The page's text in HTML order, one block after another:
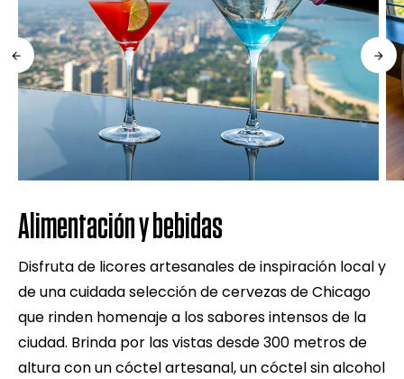
Alimentación y bebidas
Disfruta de licores artesanales de inspiración local y
de una cuidada selección de cervezas de Chicago
que rinden homenaje a los sabores intensos de la
ciudad. Brinda por las vistas desde 300 metros de
altura con un cóctel artesanal, un cóctel sin alcohol